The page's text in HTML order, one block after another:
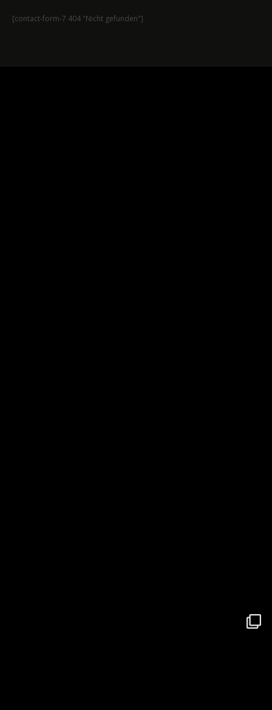
[contact-form-7 404 "Nicht gefunden"]